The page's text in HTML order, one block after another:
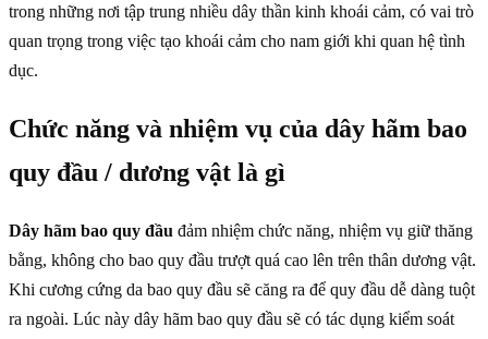
trong những nơi tập trung nhiều dây thần kinh khoái cảm, có vai trò
quan trọng trong việc tạo khoái cảm cho nam giới khi quan hệ tình
dục.
Chức năng và nhiệm vụ của dây hãm bao
quy đầu / dương vật là gì
Dây hãm bao quy đầu đảm nhiệm chức năng, nhiệm vụ giữ thăng
bằng, không cho bao quy đầu trượt quá cao lên trên thân dương vật.
Khi cương cứng da bao quy đầu sẽ căng ra để quy đầu dễ dàng tuột
ra ngoài. Lúc này dây hãm bao quy đầu sẽ có tác dụng kiểm soát